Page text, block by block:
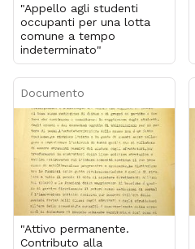
"Appello agli studenti
occupanti per una lotta
comune a tempo
indeterminato"
Documento
"Attivo permanente.
Contributo alla